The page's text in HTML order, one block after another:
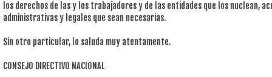
los derechos de las y los trabajadores y de las entidades que los nuclean,
administrativas y legales que sean necesarias.
Sin otro particular, lo saluda muy atentamente.
CONSEJO DIRECTIVO NACIONAL